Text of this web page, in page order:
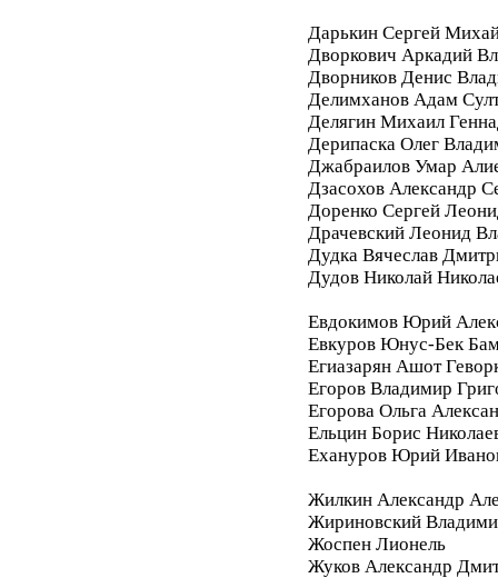
Дарькин Сергей
Дворкович Аркадий
Дворников Денис
Делимханов Адам
Делягин Михаил
Дерипаска Олег
Джабраилов Умар
Дзасохов Александр
Доренко Сергей
Драчевский Леонид
Дудка Вячеслав
Дудов Николай
Евдокимов Юрий
Евкуров Юнус-Бек
Егиазарян Ашот
Егоров Владимир
Егорова Ольга
Ельцин Борис
Ехануров Юрий
Жилкин Александр
Жириновский
Жоспен Лионель
Жуков Александр